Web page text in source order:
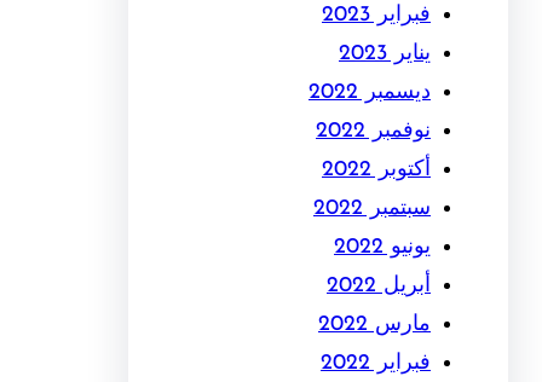
فبراير 2023
يناير 2023
ديسمبر 2022
نوفمبر 2022
أكتوبر 2022
سبتمبر 2022
يونيو 2022
أبريل 2022
مارس 2022
فبراير 2022